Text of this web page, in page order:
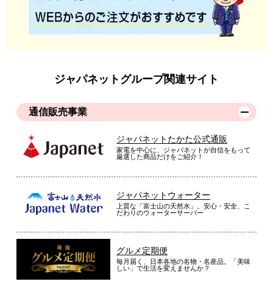
ジャパネットグループ関連サイト
通信販売事業
ジャパネットたかた公式通販
家電を中心に、ジャパネットが自信をもって
厳選した商品だけをご紹介！
ジャパネットウォーター
上質な「富士山の天然水」。安心・安全、こ
だわりのウォーターサーバー
グルメ定期便
毎月届く、日本各地の名物・名産品。「美味
しい」で生活を変えませんか？